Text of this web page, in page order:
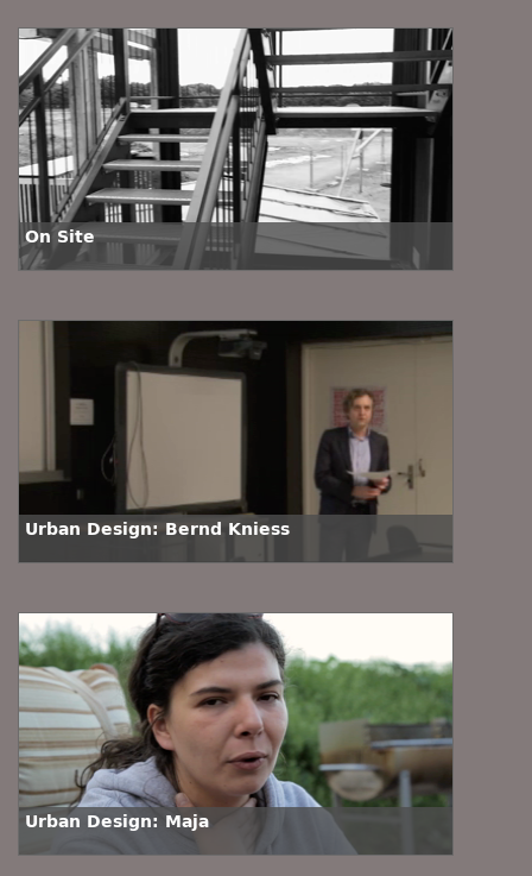
On Site
Urban Design: Bernd Kniess
Urban Design: Maja